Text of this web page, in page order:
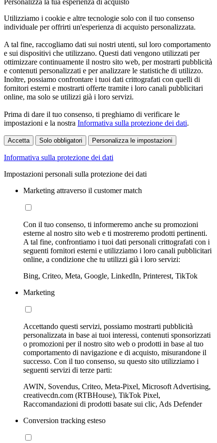
Personalizza la tua esperienza di acquisto
Utilizziamo i cookie e altre tecnologie solo con il tuo consenso
individuale per offrirti un'esperienza di acquisto personalizzata.
A tal fine, raccogliamo dati sui nostri utenti, sul loro comportamento
e sui dispositivi che utilizzano. Questi dati vengono utilizzati per
ottimizzare continuamente il nostro sito web, per mostrarti pubblicità
e contenuti personalizzati e per analizzare le statistiche di utilizzo.
Inoltre, possiamo confrontare i tuoi dati crittografati con quelli di
fornitori esterni e mostrarti offerte tramite i loro canali pubblicitari
online, ma solo se utilizzi già i loro servizi.
Prima di dare il tuo consenso, ti preghiamo di verificare le
impostazioni e la nostra Informativa sulla protezione dei dati.
Accetta Solo obbligatori Personalizza le impostazioni
Informativa sulla protezione dei dati
Impostazioni personali sulla protezione dei dati
Marketing attraverso il customer match
Con il tuo consenso, ti informeremo anche su promozioni
esterne al nostro sito web e ti mostreremo prodotti pertinenti.
A tal fine, confrontiamo i tuoi dati personali crittografati con i
seguenti fornitori esterni e utilizziamo i loro canali pubblicitari
online, a condizione che tu utilizzi già i loro servizi:
Bing, Criteo, Meta, Google, LinkedIn, Printerest, TikTok
Marketing
Accettando questi servizi, possiamo mostrarti pubblicità
personalizzata in base ai tuoi interessi, contenuti sponsorizzati
o promozioni per il nostro sito web o prodotti in base al tuo
comportamento di navigazione e di acquisto, misurandone il
successo. Con il tuo consenso, su questo sito utilizziamo i
seguenti servizi di terze parti:
AWIN, Sovendus, Criteo, Meta-Pixel, Microsoft Advertising,
creativecdn.com (RTBHouse), TikTok Pixel,
Raccomandazioni di prodotti basate sui clic, Ads Defender
Conversion tracking esteso